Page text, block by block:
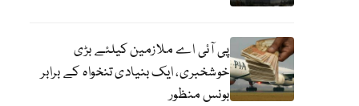
پی آئی اے ملازمین کیلئے بڑی
خوشخبری، ایک بنیادی تنخواہ کے برابر
بونس منظور